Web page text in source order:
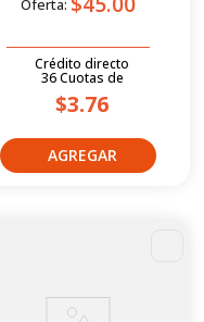
Oferta:
Crédito directo
36Cuotas de
$3.76